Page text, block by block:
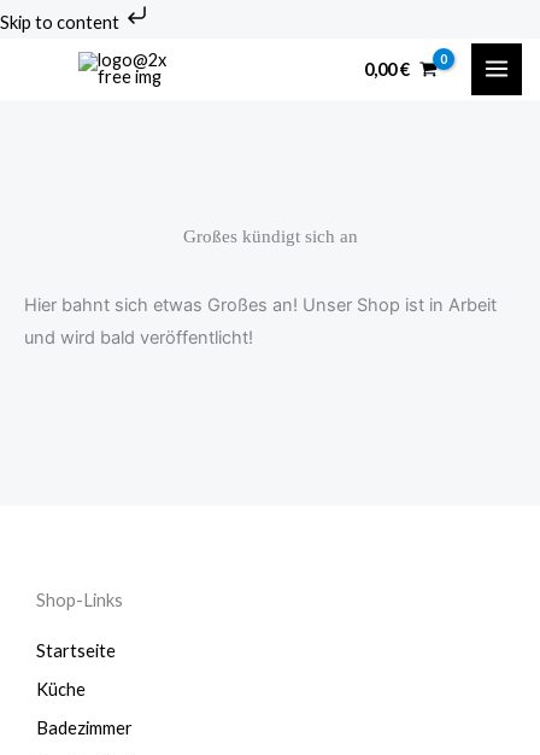
Skip to content
Zum
0,00€
Großes kündigt sich an
Hier bahnt sich etwas Großes an! Unser Shop ist in Arbeit
und wird bald veröffentlicht!
Shop-Links
Startseite
Küche
Badezimmer